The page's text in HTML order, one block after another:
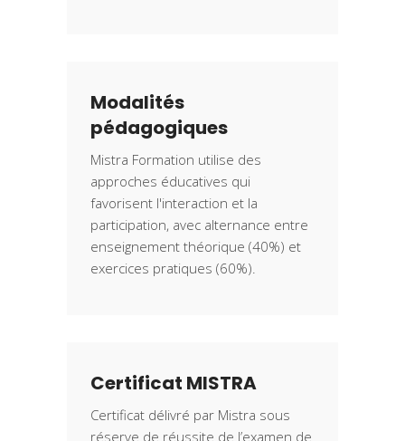
Modalités
pédagogiques
Mistra Formation utilise des
approches éducatives qui
favorisent l'interaction et la
participation, avec alternance entre
enseignement théorique (40%) et
exercices pratiques (60%).
Certificat MISTRA
Certificat délivré par Mistra sous
réserve de réussite de l’examen de